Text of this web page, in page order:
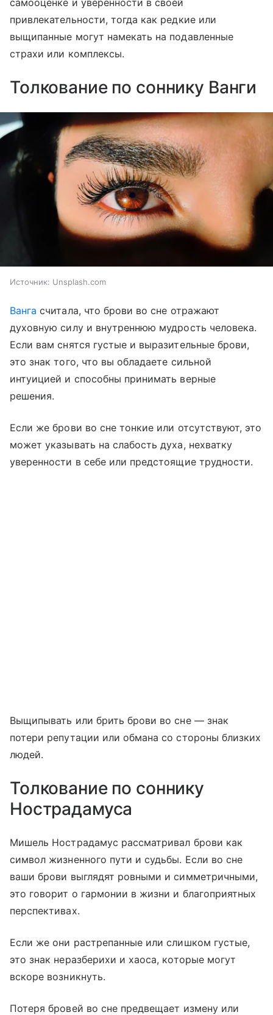
самооценке и уверенности в своей
привлекательности, тогда как редкие или
выщипанные могут намекать на подавленные
страхи или комплексы.
Толкование по соннику Ванги
Источник: Unsplash.com
Ванга считала, что брови во сне отражают
духовную силу и внутреннюю мудрость человека.
Если вам снятся густые и выразительные брови,
это знак того, что вы обладаете сильной
интуицией и способны принимать верные
решения.
Если же брови во сне тонкие или отсутствуют, это
может указывать на слабость духа, нехватку
уверенности в себе или предстоящие трудности.
Выщипывать или брить брови во сне — знак
потери репутации или обмана со стороны близких
людей.
Толкование по соннику
Нострадамуса
Мишель Нострадамус рассматривал брови как
символ жизненного пути и судьбы. Если во сне
ваши брови выглядят ровными и симметричными,
это говорит о гармонии в жизни и благоприятных
перспективах.
Если же они растрепанные или слишком густые,
это знак неразберихи и хаоса, которые могут
вскоре возникнуть.
Потеря бровей во сне предвещает измену или